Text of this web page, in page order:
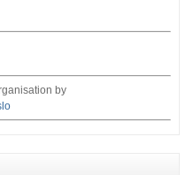
by